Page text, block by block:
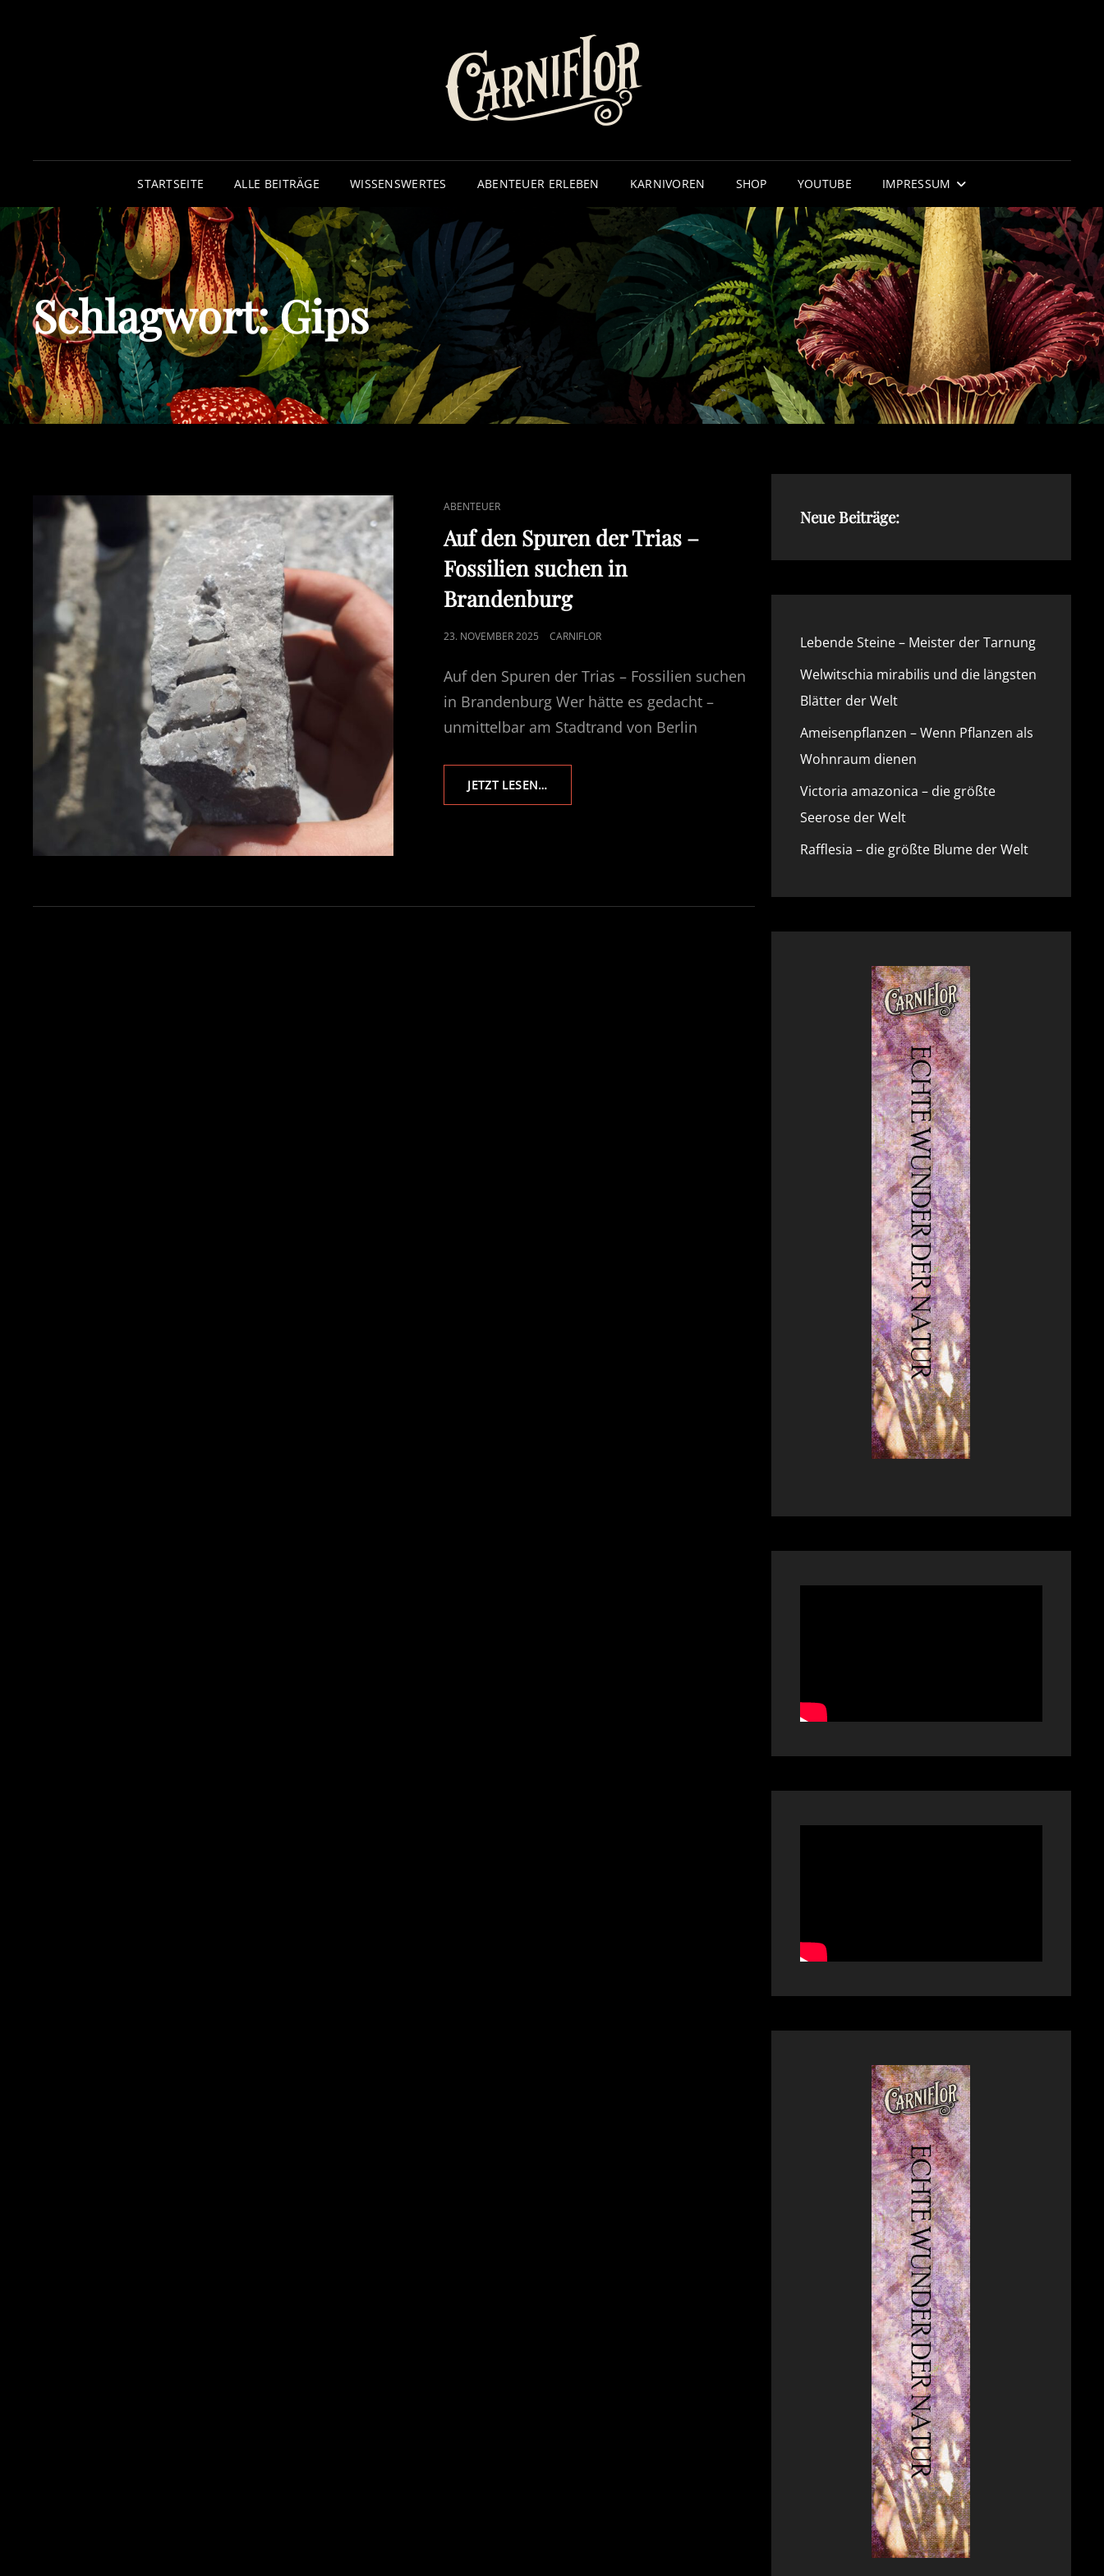
STARTSEITE ALLE BEITRÄGE WISSENSWERTES ABENTEUER ERLEBEN KARNIVOREN SHOP YOUTUBE IMPRESSUM
Schlagwort:Gips
CAT
LINKS
ABENTEUER
Auf den Spuren der Trias –
Fossilien suchen in
Brandenburg
POSTED
23. NOVEMBER 2025 CARNIFLOR
Auf den Spuren der Trias – Fossilien suchen
in Brandenburg Wer hätte es gedacht –
unmittelbar am Stadtrand von Berlin
JETZT LESEN…AUF
DEN
SUCHEN
Neue Beiträge:
Lebende Steine – Meister der Tarnung
Welwitschia mirabilis und die längsten
Blätter der Welt
Ameisenpflanzen – Wenn Pflanzen als
Wohnraum dienen
Victoria amazonica – die größte
Seerose der Welt
Rafflesia – die größte Blume der Welt